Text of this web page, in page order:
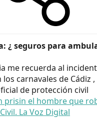
a nadie con las historias de
todo lo que me han contado los
¿ seguros para
me recuerda al
los carnavales de Cádiz
de protección civil
prisin el hombre que
La Voz Digital